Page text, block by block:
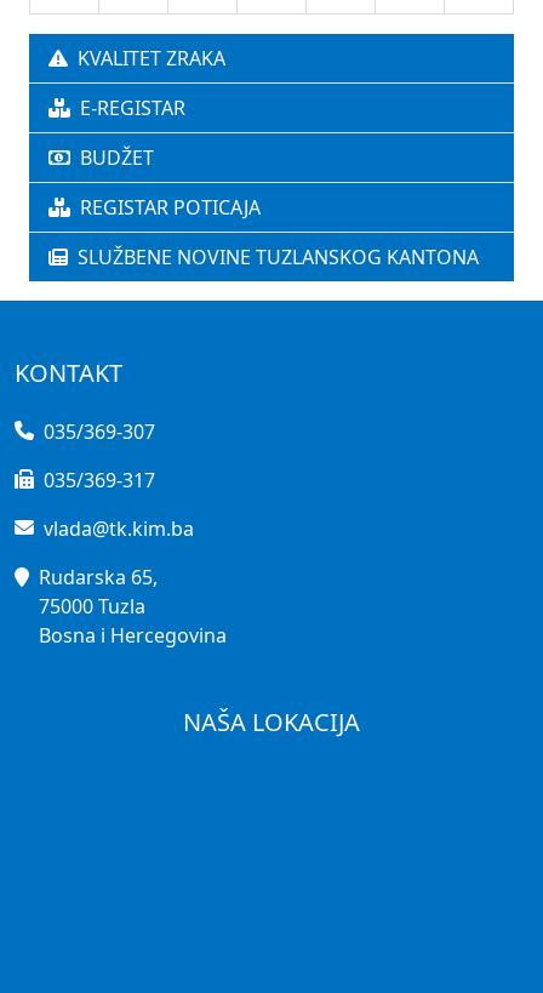
KVALITET ZRAKA
E-REGISTAR
BUDŽET
REGISTAR POTICAJA
SLUŽBENE NOVINE TUZLANSKOG KANTONA
KONTAKT
035/369-307
035/369-317
vlada@tk.kim.ba
Rudarska 65,
75000 Tuzla
Bosna i Hercegovina
NAŠA LOKACIJA